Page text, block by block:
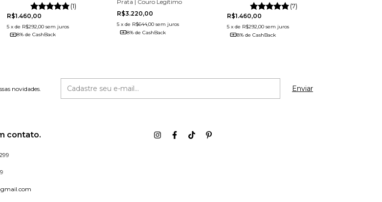
(1)
R$1.460,00
5 x de R$292,00 sem juros
8% de CashBack
Prata | Couro Legítimo
R$3.220,00
5 x de R$644,00 sem juros
8% de CashBack
(7)
R$1.460,00
5 x de R$292,00 sem juros
8% de CashBack
novidades.
contato.